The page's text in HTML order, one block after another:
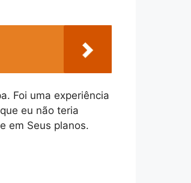
Foi uma experiência
eu não teria
em Seus planos.